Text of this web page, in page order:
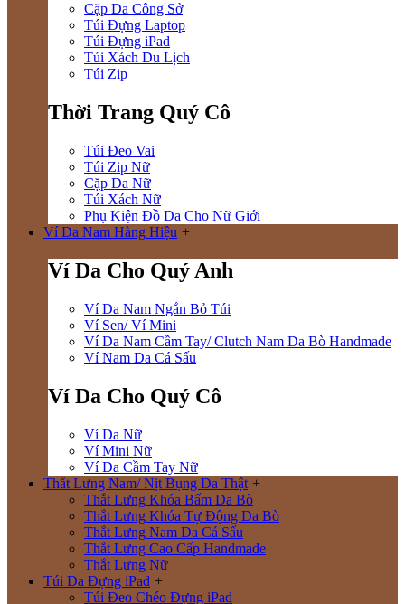
Cặp Da Công Sở
Túi Đựng Laptop
Túi Đựng iPad
Túi Xách Du Lịch
Túi Zip
Thời Trang Quý Cô
Túi Đeo Vai
Túi Zip Nữ
Cặp Da Nữ
Túi Xách Nữ
Phụ Kiện Đồ Da Cho Nữ Giới
Ví Da Nam Hàng Hiệu +
Ví Da Cho Quý Anh
Ví Da Nam Ngắn Bỏ Túi
Ví Sen/ Ví Mini
Ví Da Nam Cầm Tay/ Clutch Nam Da Bò Handmade
Ví Nam Da Cá Sấu
Ví Da Cho Quý Cô
Ví Da Nữ
Ví Mini Nữ
Ví Da Cầm Tay Nữ
Thắt Lưng Nam/ Nịt Bụng Da Thật +
Thắt Lưng Khóa Bấm Da Bò
Thắt Lưng Khóa Tự Động Da Bò
Thắt Lưng Nam Da Cá Sấu
Thắt Lưng Cao Cấp Handmade
Thắt Lưng Nữ
Túi Da Đựng iPad +
Túi Đeo Chéo Đựng iPad